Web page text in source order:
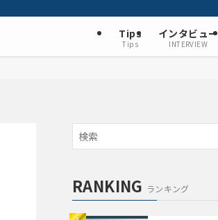
Tips
Tips
インタビュー
INTERVIEW
RANKING ランキング